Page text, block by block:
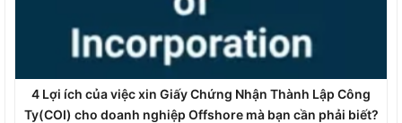
4 Lợi ích của việc xin Giấy Chứng Nhận Thành Lập Công
Ty(COI) cho doanh nghiệp Offshore mà bạn cần phải biết?